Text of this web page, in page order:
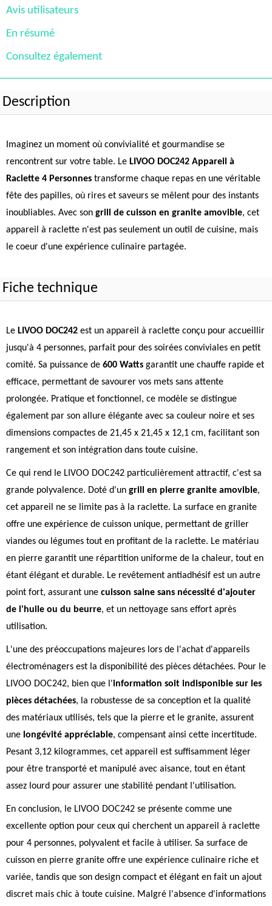
Avis utilisateurs
En résumé
Consultez également
Description
Imaginez un moment où convivialité et gourmandise se
rencontrent sur votre table. Le LIVOO DOC242 Appareil à
Raclette 4 Personnes transforme chaque repas en une véritable
fête des papilles, où rires et saveurs se mêlent pour des instants
inoubliables. Avec son grill de cuisson en granite amovible, cet
appareil à raclette n'est pas seulement un outil de cuisine, mais
le coeur d'une expérience culinaire partagée.
Fiche technique
Le LIVOO DOC242 est un appareil à raclette conçu pour accueillir
jusqu'à 4 personnes, parfait pour des soirées conviviales en petit
comité. Sa puissance de 600 Watts garantit une chauffe rapide et
efficace, permettant de savourer vos mets sans attente
prolongée. Pratique et fonctionnel, ce modèle se distingue
également par son allure élégante avec sa couleur noire et ses
dimensions compactes de 21,45 x 21,45 x 12,1 cm, facilitant son
rangement et son intégration dans toute cuisine.
Ce qui rend le LIVOO DOC242 particulièrement attractif, c'est sa
grande polyvalence. Doté d'un grill en pierre granite amovible,
cet appareil ne se limite pas à la raclette. La surface en granite
offre une expérience de cuisson unique, permettant de griller
viandes ou légumes tout en profitant de la raclette. Le matériau
en pierre garantit une répartition uniforme de la chaleur, tout en
étant élégant et durable. Le revêtement antiadhésif est un autre
point fort, assurant une cuisson saine sans nécessité d'ajouter
de l'huile ou du beurre, et un nettoyage sans effort après
utilisation.
L'une des préoccupations majeures lors de l'achat d'appareils
électroménagers est la disponibilité des pièces détachées. Pour le
LIVOO DOC242, bien que l'information soit indisponible sur les
pièces détachées, la robustesse de sa conception et la qualité
des matériaux utilisés, tels que la pierre et le granite, assurent
une longévité appréciable, compensant ainsi cette incertitude.
Pesant 3,12 kilogrammes, cet appareil est suffisamment léger
pour être transporté et manipulé avec aisance, tout en étant
assez lourd pour assurer une stabilité pendant l'utilisation.
En conclusion, le LIVOO DOC242 se présente comme une
excellente option pour ceux qui cherchent un appareil à raclette
pour 4 personnes, polyvalent et facile à utiliser. Sa surface de
cuisson en pierre granite offre une expérience culinaire riche et
variée, tandis que son design compact et élégant en fait un ajout
discret mais chic à toute cuisine. Malgré l'absence d'informations